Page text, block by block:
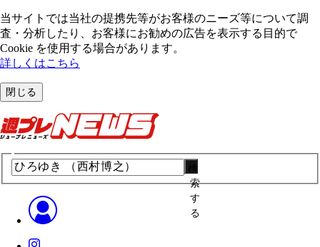
当サイトでは当社の提携先等がお客様のニーズ等について調
査・分析したり、お客様にお勧めの広告を表⽰する⽬的で
Cookie を使⽤する場合があります。
詳しくはこちら
閉じる
索
す
る